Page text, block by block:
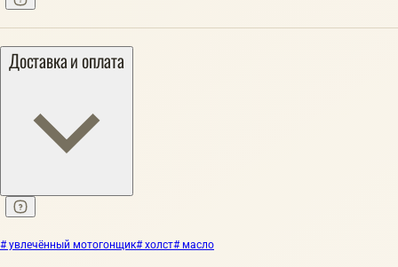
Доставка и оплата
# увлечённый мотогонщик# холст# масло